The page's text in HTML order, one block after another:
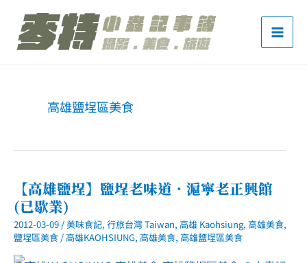
高雄鹽埕區美食
【高雄鹽埕】鹽埕老味道．滬寧老正興館
(已歇業)
2012-03-09 /美味食記, 行旅台灣 Taiwan, 高雄 Kaohsiung, 高雄美食,
鹽埕區美食 /高雄KAOHSIUNG, 高雄美食, 高雄鹽埕區美食